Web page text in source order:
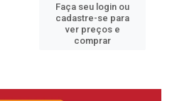
Faça seu login ou
cadastre-se para
ver preços e
comprar